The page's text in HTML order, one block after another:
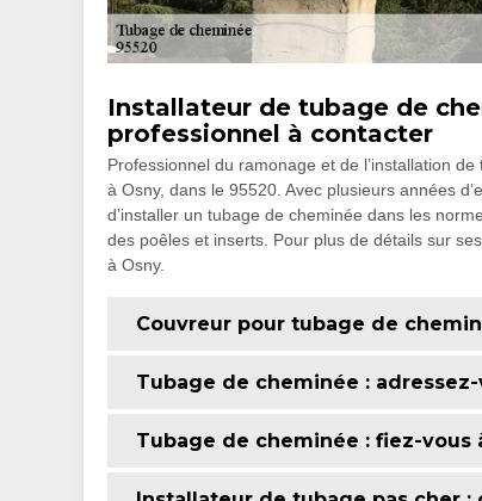
Installateur de tubage de
professionnel à contacter
Professionnel du ramonage et de l’installation
à Osny, dans le 95520. Avec plusieurs années
d’installer un tubage de cheminée dans les
des poêles et inserts. Pour plus de détails sur
à Osny.
Couvreur pour tubage de
Tubage de cheminée : adressez-
Tubage de cheminée : fiez-vous